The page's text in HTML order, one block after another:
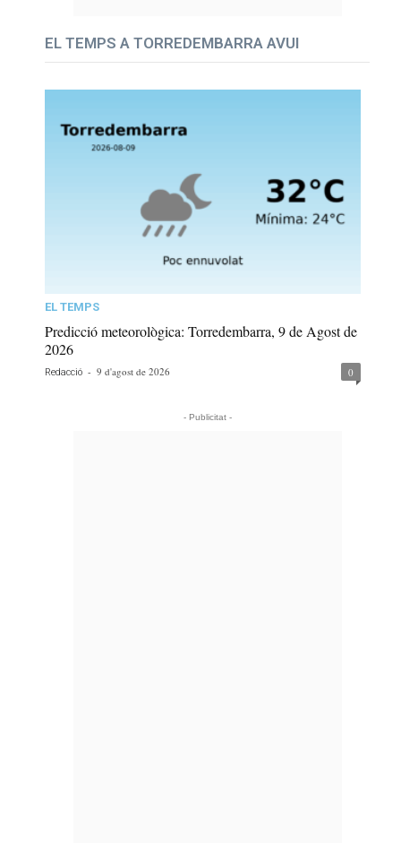
EL TEMPS A TORREDEMBARRA AVUI
EL TEMPS
Predicció meteorològica: Torredembarra, 9 de Agost de
2026
Redacció - 9 d'agost de 2026 0
- Publicitat -